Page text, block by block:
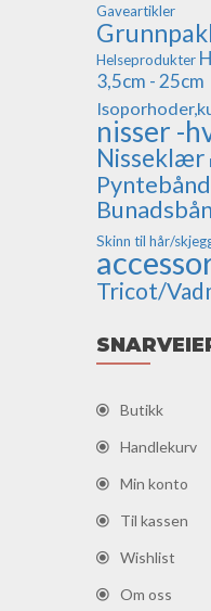
Gaveartikler
Helseprodukter
3,5cm - 25cm
nisser -
Nisseklær
Skinn til hår/
Tricot/
Butikk
Handlekurv
Min konto
Til kassen
Wishlist
Om oss